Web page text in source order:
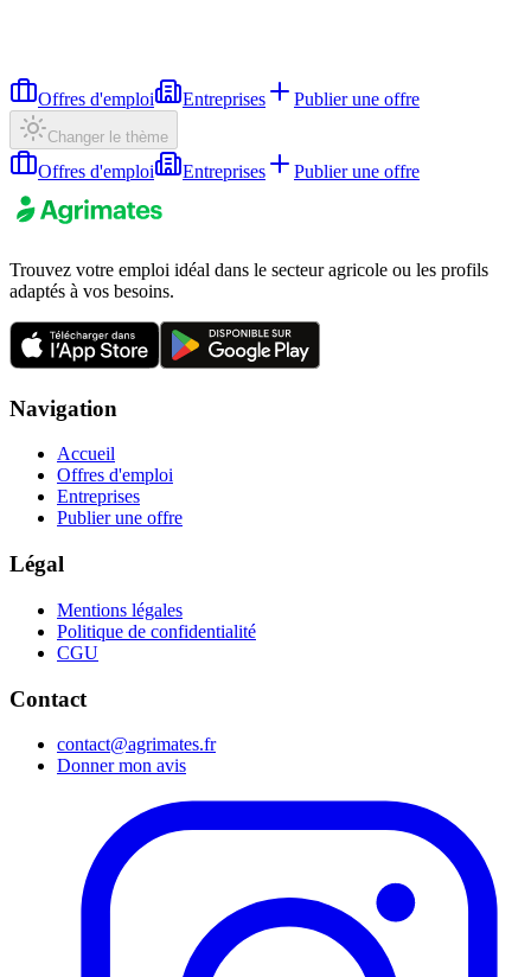
Offres d'emploi Entreprises Publier une offre
Changer le thème
Offres d'emploi Entreprises Publier une offre
Trouvez votre emploi idéal dans le secteur agricole ou les profils
adaptés à vos besoins.
Navigation
Accueil
Offres d'emploi
Entreprises
Publier une offre
Légal
Mentions légales
Politique de confidentialité
CGU
Contact
contact@agrimates.fr
Donner mon avis